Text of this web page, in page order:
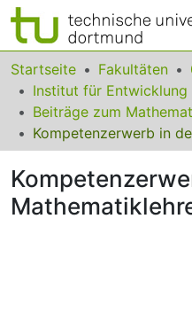
Bereiche & Sammlungen
Das gesamte
Statistiken
FAQ
Leitlinien
Startseite Fakultäten